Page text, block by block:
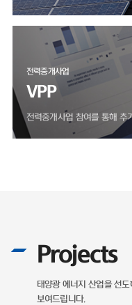
전력중개사업
VPP
전력중개사업 참여를 통해 추
Projects
태양광 에너지 산업을 선도
보여드립니다.